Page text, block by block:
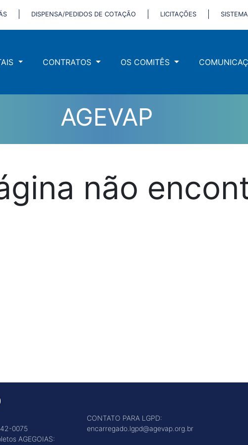
DISPENSA/PEDIDOS DE COTAÇÃO LICITAÇÕES
CONTRATOS OS COMITÊS
AGEVAP
não
0075
AGEGOIAS:
CONTATO PARA LGPD:
encarregado.lgpd@agevap.org.br